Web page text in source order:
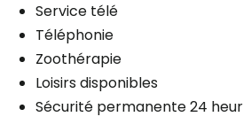
Service télé
Téléphonie
Zoothérapie
Loisirs disponibles
Sécurité permanente 24